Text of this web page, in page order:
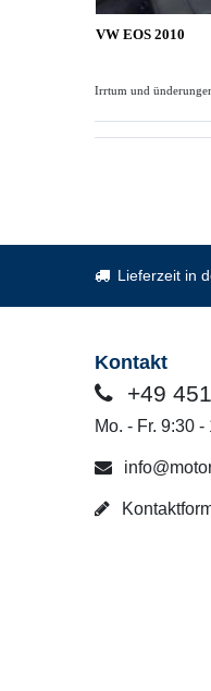
VW EOS 2010
Irrtum und
Lieferzeit in
Kontakt
+49
Mo. - Fr. 9:30